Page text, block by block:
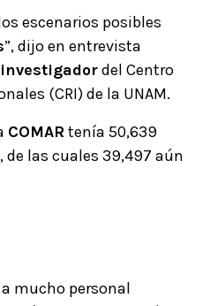
escenarios posibles
”, dijo en entrevista
investigadordel Centro
(CRI) de la UNAM.
COMARtenía 50,639
, de las cuales 39,497 aún
mucho personal